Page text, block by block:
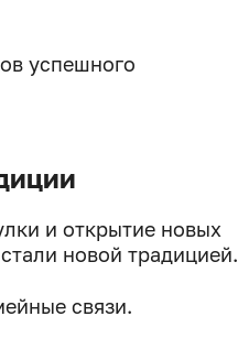
успешного
и открытие новых
новой традицией.
связи.